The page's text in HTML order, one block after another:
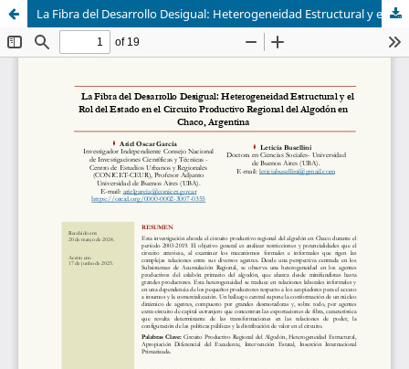
La Fibra del Desarrollo Desigual: Heterogeneidad Estructural y el Rol del Estado en el Circuito Productivo Regional del Algodón en Chaco